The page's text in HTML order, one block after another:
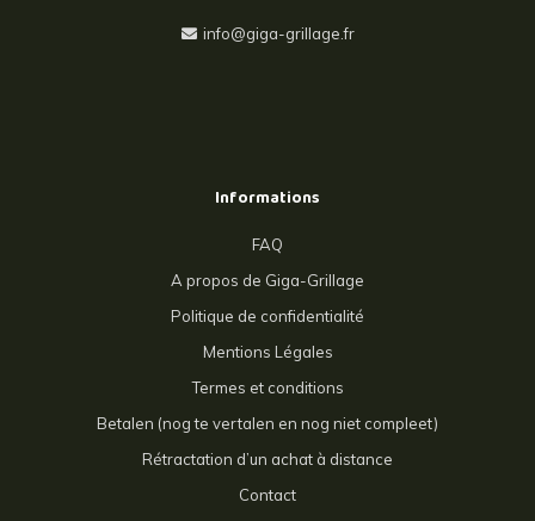
info@giga-grillage.fr
Informations
FAQ
A propos de Giga-Grillage
Politique de confidentialité
Mentions Légales
Termes et conditions
Betalen (nog te vertalen en nog niet compleet)
Rétractation d’un achat à distance
Contact